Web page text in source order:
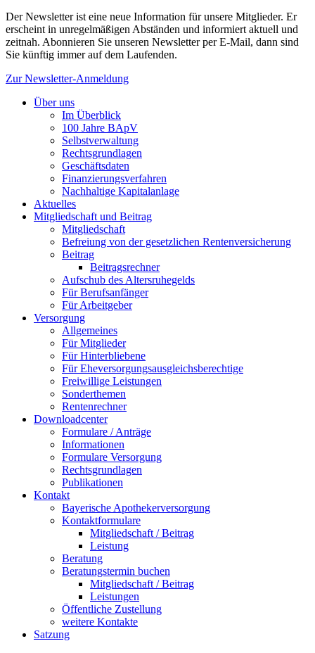
Der Newsletter ist eine neue Information für unsere Mitglieder. Er
erscheint in unregelmäßigen Abständen und informiert aktuell und
zeitnah. Abonnieren Sie unseren Newsletter per E-Mail, dann sind
Sie künftig immer auf dem Laufenden.
Zur Newsletter-Anmeldung
Über uns
Im Überblick
100 Jahre BApV
Selbstverwaltung
Rechtsgrundlagen
Geschäftsdaten
Finanzierungsverfahren
Nachhaltige Kapitalanlage
Aktuelles
Mitgliedschaft und Beitrag
Mitgliedschaft
Befreiung von der gesetzlichen Rentenversicherung
Beitrag
Beitragsrechner
Aufschub des Altersruhegelds
Für Berufsanfänger
Für Arbeitgeber
Versorgung
Allgemeines
Für Mitglieder
Für Hinterbliebene
Für Eheversorgungsausgleichsberechtige
Freiwillige Leistungen
Sonderthemen
Rentenrechner
Downloadcenter
Formulare / Anträge
Informationen
Formulare Versorgung
Rechtsgrundlagen
Publikationen
Kontakt
Bayerische Apothekerversorgung
Kontaktformulare
Mitgliedschaft / Beitrag
Leistung
Beratung
Beratungstermin buchen
Mitgliedschaft / Beitrag
Leistungen
Öffentliche Zustellung
weitere Kontakte
Satzung